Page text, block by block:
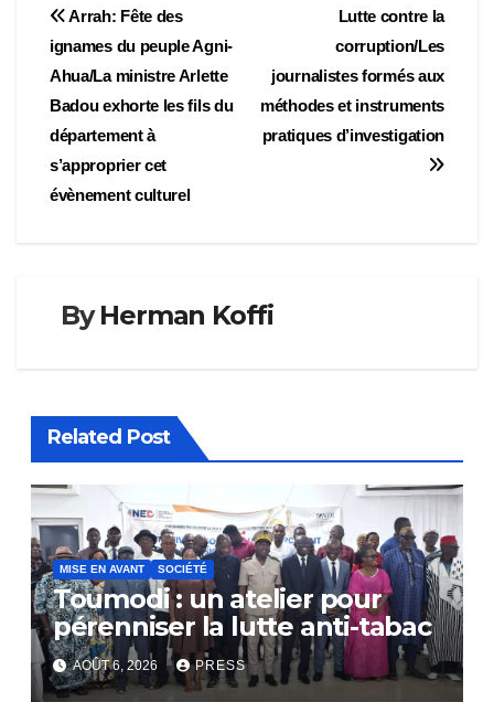
Navigation
de
l’article
Lutte contre la
corruption/Les
journalistes formés aux
méthodes et instruments
pratiques d’investigation
Arrah: Fête des
ignames du peuple Agni-
Ahua/La ministre Arlette
Badou exhorte les fils du
département à
s’approprier cet
évènement culturel
ByHerman Koffi
Related Post
MISE EN AVANT SOCIÉTÉ
Toumodi : un atelier pour
pérenniser la lutte anti-tabac
AOÛT 6, 2026 PRESS